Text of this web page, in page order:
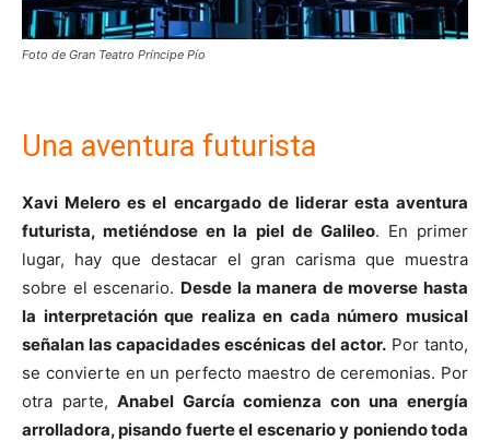
Foto de Gran Teatro Príncipe Pío
Una aventura futurista
Xavi Melero es el encargado de liderar esta aventura
futurista, metiéndose en la piel de Galileo. En primer
lugar, hay que destacar el gran carisma que muestra
sobre el escenario. Desde la manera de moverse hasta
la interpretación que realiza en cada número musical
señalan las capacidades escénicas del actor.Por tanto,
se convierte en un perfecto maestro de ceremonias. Por
otra parte, Anabel García comienza con una energía
arrolladora, pisando fuerte el escenario y poniendo toda